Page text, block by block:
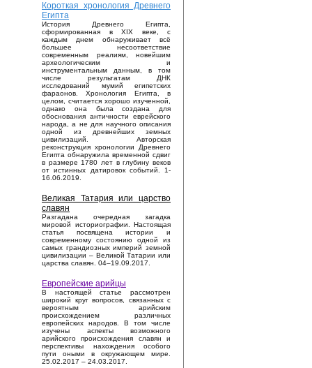
Короткая хронология Древнего
Египта
История Древнего Египта,
сформированная в XIX веке, с
каждым днем обнаруживает всё
большее несоответствие
современным реалиям, новейшим
археологическим и
инструментальным данным, в том
числе результатам ДНК
исследований мумий египетских
фараонов. Хронология Египта, в
целом, считается хорошо изученной,
однако она была создана для
обоснования античности еврейского
народа, а не для научного описания
одной из древнейших земных
цивилизаций. Авторская
реконструкция хронологии Древнего
Египта обнаружила временной сдвиг
в размере 1780 лет в глубину веков
от истинных датировок событий. 1-
16.06.2019.
Великая Татария или царство
славян
Разгадана очередная загадка
мировой историографии. Настоящая
статья посвящена истории и
современному состоянию одной из
самых грандиозных империй земной
цивилизации – Великой Татарии или
царства славян. 04–19.09.2017.
Европейские арийцы
В настоящей статье рассмотрен
широкий круг вопросов, связанных с
вероятным арийским
происхождением различных
европейских народов. В том числе
изучены аспекты возможного
арийского происхождения славян и
перспективы нахождения особого
пути оными в окружающем мире.
25.02.2017 – 24.03.2017.